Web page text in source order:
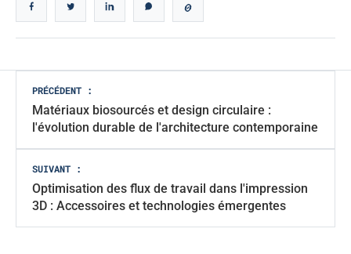
Navigation
des
articles
PRÉCÉDENT :
Matériaux biosourcés et design circulaire :
l'évolution durable de l'architecture contemporaine
SUIVANT :
Optimisation des flux de travail dans l'impression
3D : Accessoires et technologies émergentes